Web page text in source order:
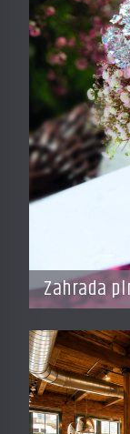
Zahrada